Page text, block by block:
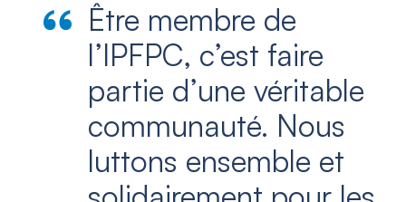
Être membre de
l’IPFPC, c’est faire
partie d’une véritable
communauté. Nous
luttons ensemble et